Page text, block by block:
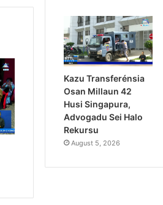
Kazu Transferénsia
Osan Millaun 42
Husi Singapura,
Advogadu Sei Halo
Rekursu
August 5, 2026